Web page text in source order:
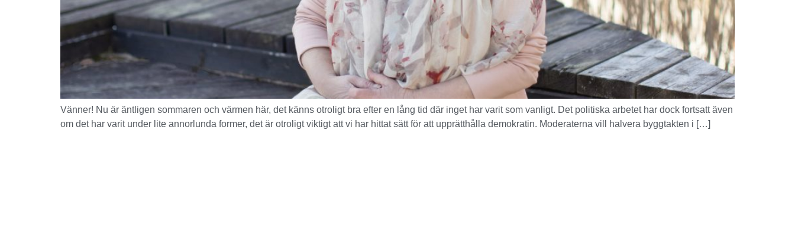
Vänner! Nu är äntligen sommaren och värmen här, det känns otroligt bra efter en lång tid där inget har varit som vanligt. Det politiska arbetet har dock fortsatt även
om det har varit under lite annorlunda former, det är otroligt viktigt att vi har hittat sätt för att upprätthålla demokratin. Moderaterna vill halvera byggtakten i […]